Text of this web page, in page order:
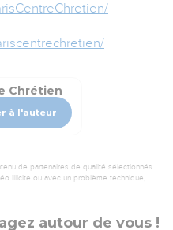
Chrétien
à l'auteur
de partenaires de qualité sélectionnés.
illicite ou avec un problème technique,
autour de vous !